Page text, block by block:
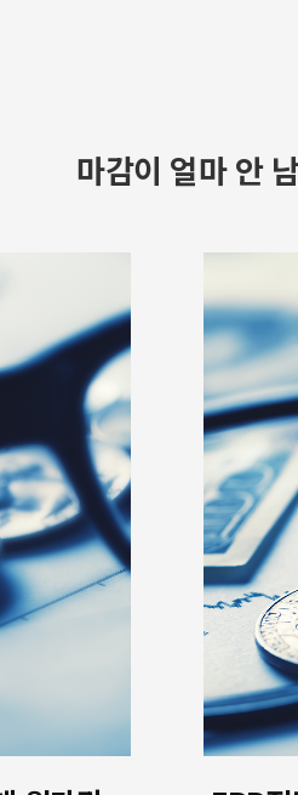
마감이 얼마 안